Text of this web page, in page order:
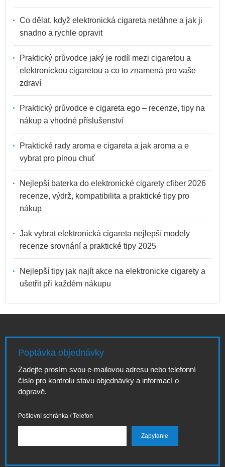
Co dělat, když elektronická cigareta netáhne a jak ji
snadno a rychle opravit
Praktický průvodce jaký je rodíl mezi cigaretou a
elektronickou cigaretou a co to znamená pro vaše
zdraví
Praktický průvodce e cigareta ego – recenze, tipy na
nákup a vhodné příslušenství
Praktické rady aroma e cigareta a jak aroma a e
vybrat pro plnou chuť
Nejlepší baterka do elektronické cigarety cfiber 2026
recenze, výdrž, kompatibilita a praktické tipy pro
nákup
Jak vybrat elektronická cigareta nejlepší modely
recenze srovnání a praktické tipy 2025
Nejlepší tipy jak najít akce na elektronicke cigarety a
ušetřit při každém nákupu
Poptávka objednávky
Zadejte prosím svou e-mailovou adresu nebo telefonní
číslo pro kontrolu stavu objednávky a informací o
dopravě.
Poštovní schránka / Telefon